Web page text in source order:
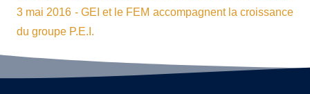
3 mai 2016 - GEI et le FEM accompagnent la croissance
du groupe P.E.I.